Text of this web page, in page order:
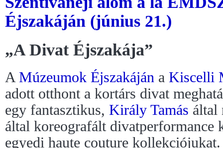
Éjszakáján (június 21.)
„A Divat Éjszakája”
A Múzeumok Éjszakáján a Kiscelli
adott otthont a kortárs divat
egy fantasztikus, Király Tamás által
által koreografált divatperformance
egyedi haute couture